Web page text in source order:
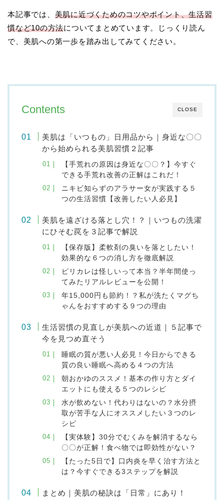
本記事では、 美肌に近づくためのコツやポイント、生活習
慣など10の方法についてまとめています。じっくり読ん
で、美肌への第一歩を踏み出してみてください。
CLOSE
Contents
美肌は「いつもの」日用品から｜身近な〇〇
から始められる美肌習慣２記事
【手荒れの原因は身近な〇〇？】今すぐ
できる手荒れ改善の正解はこれだ！
ニキビ知らずのアラサー女が実践する５
つの生活習慣【改善したい人必見】
美肌を遠ざける落とし穴！？｜いつもの洗濯
にひそむ罠を３記事で解説
【保存版】柔軟剤の臭いを落としたい！
効果的な６つの消し方を徹底解説
ピリカレは怪しいって本当？半年間使っ
てみたリアルレビューを公開！
年15,000円も節約！？私が洗たくマグち
ゃんをおすすめする９つの理由
生活習慣の見直しが美肌への近道｜５記事で
今を見つめ直そう
睡眠の質が悪い人必見！今日からできる
質の良い睡眠へ高める４つの方法
朝おかゆのススメ！基本の作り方とダイ
エットにも使える５つのレシピ
水が飲めない！代わりはないの？水分摂
取が苦手な人にオススメしたい３つのレ
シピ
【実体験】30分でむくみを解消するなら
〇〇が正解！食べ物では即効性がない？
【たった5日で】口内炎を早く治す方法と
は？今すぐできる3ステップを解説
まとめ｜美肌の秘訣は「日常」にあり！